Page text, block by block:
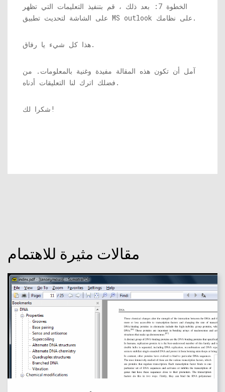
الخطوة 7: بعد ذلك ، قم بتنفيذ التعليمات التي تظهر
على الشاشة لتحديث تطبيق MS outlook على نظامك.
هذا كل شيء يا رفاق.
آمل أن تكون هذه المقالة مفيدة وغنية بالمعلومات. من
فضلك اترك لنا التعليقات أدناه.
شكرا لك!
مقالات مثيرة للاهتمام